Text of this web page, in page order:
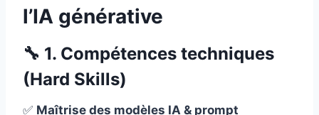
l’IA générative
🔧 1. Compétences techniques
(Hard Skills)
✅ Maîtrise des modèles IA & prompt